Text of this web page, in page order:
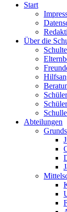
Start
Über die
Abteilungen